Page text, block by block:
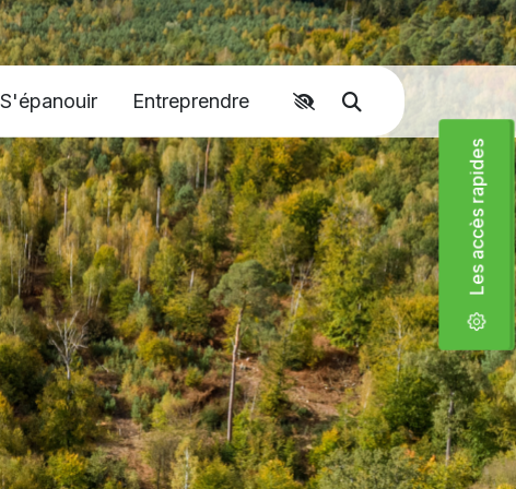
Moteur de
S'épanouir Entreprendre
Les accès rapides
Accéder aux liens rapides